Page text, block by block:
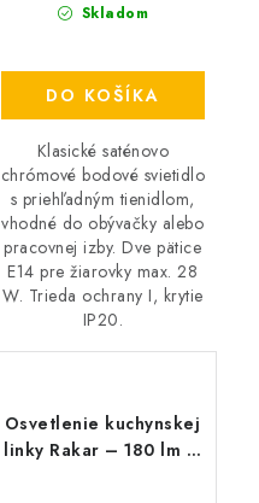
Skladom
DO KOŠÍKA
Klasické saténovo
chrómové bodové svietidlo
s priehľadným tienidlom,
vhodné do obývačky alebo
pracovnej izby. Dve pätice
E14 pre žiarovky max. 28
W. Trieda ochrany I, krytie
IP20.
Osvetlenie kuchynskej
linky Rakar – 180 lm –